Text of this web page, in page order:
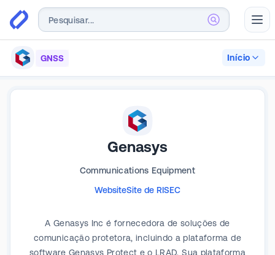
GNSS Início
Genasys
Communications Equipment
WebsiteSite de RISEC
A Genasys Inc é fornecedora de soluções de
comunicação protetora, incluindo a plataforma de
software Genasys Protect e o LRAD. Sua plataforma